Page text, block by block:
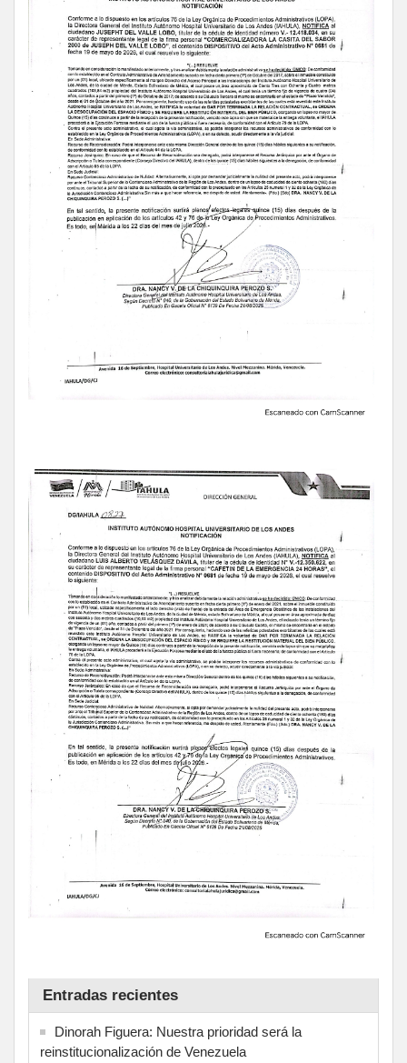
Entradas recientes
Dinorah Figuera: Nuestra prioridad será la
reinstitucionalización de Venezuela